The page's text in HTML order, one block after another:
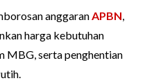
anggaranAPBN,
harga kebutuhan
MBG, serta penghentian